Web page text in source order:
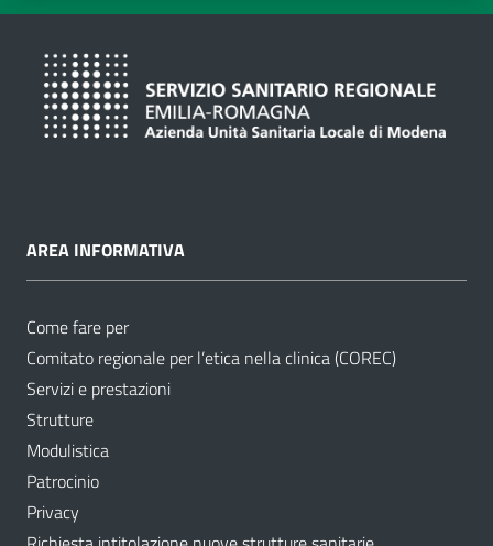
AREA INFORMATIVA
Come fare per
Comitato regionale per l’etica nella clinica (COREC)
Servizi e prestazioni
Strutture
Modulistica
Patrocinio
Privacy